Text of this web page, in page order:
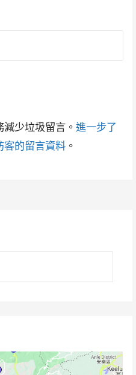
少垃圾留言。 進一步了
的留言資料。